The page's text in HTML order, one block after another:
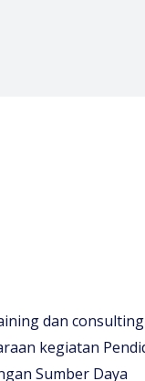
dan
kegiatan
Sumber Daya